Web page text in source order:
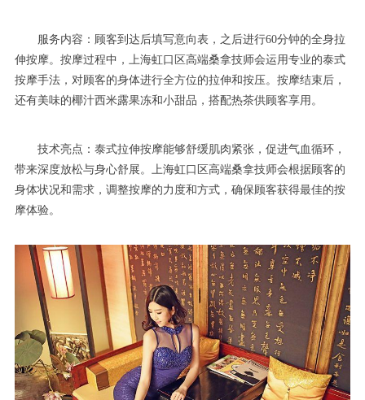
服务内容：顾客到达后填写意向表，之后进行60分钟的全身拉
伸按摩。按摩过程中，上海虹口区高端桑拿技师会运用专业的泰式
按摩手法，对顾客的身体进行全方位的拉伸和按压。按摩结束后，
还有美味的椰汁西米露果冻和小甜品，搭配热茶供顾客享用。
技术亮点：泰式拉伸按摩能够舒缓肌肉紧张，促进气血循环，
带来深度放松与身心舒展。上海虹口区高端桑拿技师会根据顾客的
身体状况和需求，调整按摩的力度和方式，确保顾客获得最佳的按
摩体验。